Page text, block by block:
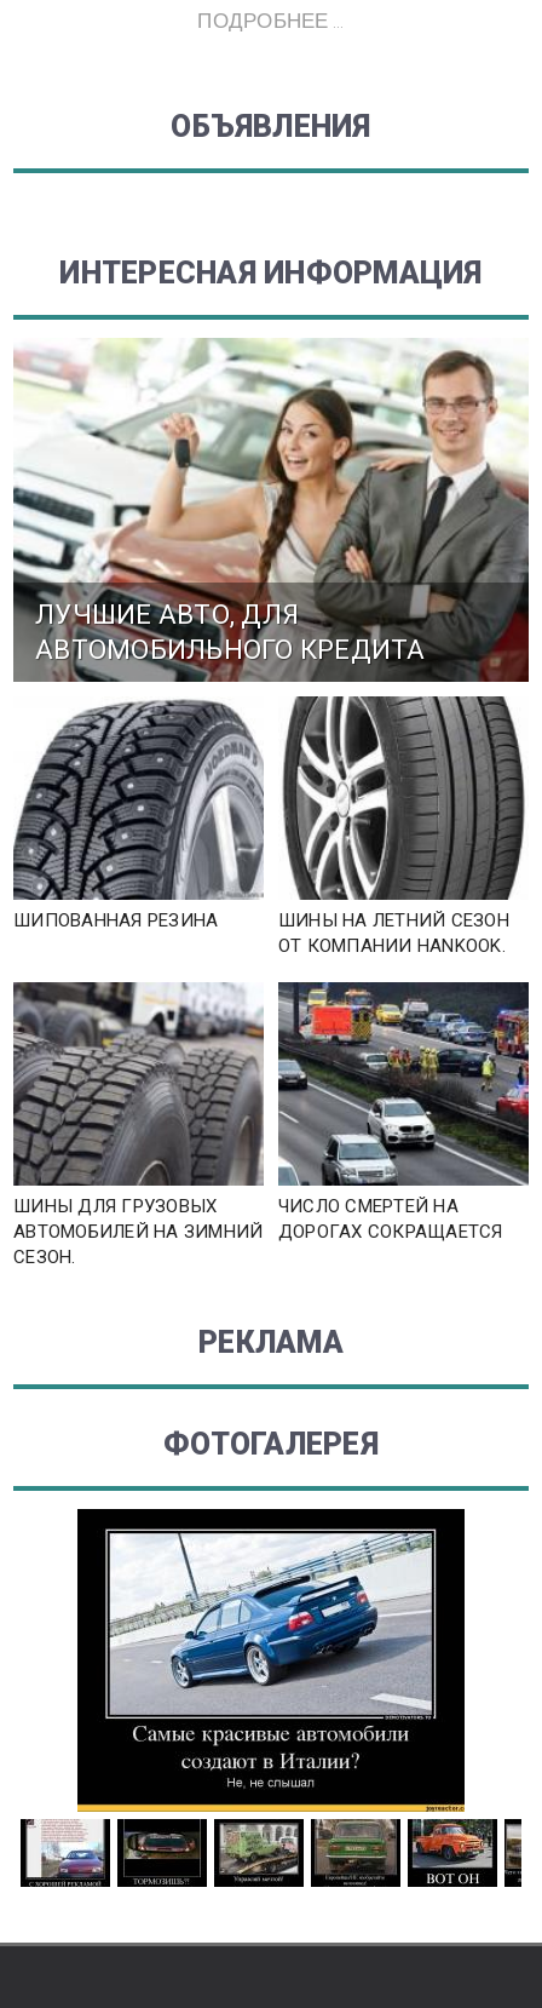
ПОДРОБНЕЕ ...
ОБЪЯВЛЕНИЯ
ИНТЕРЕСНАЯ ИНФОРМАЦИЯ
ЛУЧШИЕ АВТО, ДЛЯ
АВТОМОБИЛЬНОГО КРЕДИТА
ШИПОВАННАЯ РЕЗИНА
ШИНЫ НА ЛЕТНИЙ СЕЗОН
ОТ КОМПАНИИ HANKOOK.
ШИНЫ ДЛЯ ГРУЗОВЫХ
АВТОМОБИЛЕЙ НА ЗИМНИЙ
СЕЗОН.
ЧИСЛО СМЕРТЕЙ НА
ДОРОГАХ СОКРАЩАЕТСЯ
РЕКЛАМА
ФОТОГАЛЕРЕЯ